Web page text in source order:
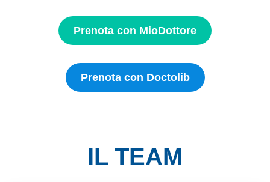
Prenota con MioDottore
Prenota con Doctolib
IL TEAM